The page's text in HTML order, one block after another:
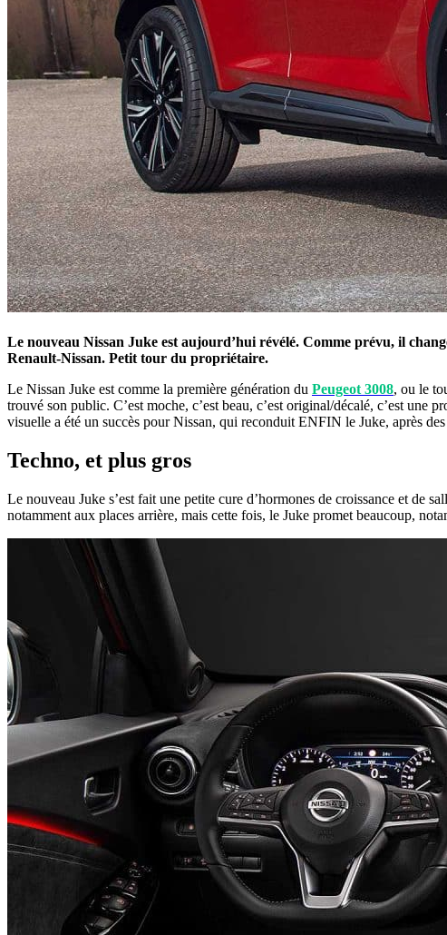
Le nouveau Nissan Juke est aujourd’hui révélé. Comme prévu, il
Renault-Nissan. Petit tour du propriétaire.
Le Nissan Juke est comme la première génération du Peugeot 3008, ou le
trouvé son public. C’est moche, c’est beau, c’est original/décalé, c’est une
visuelle a été un succès pour Nissan, qui reconduit ENFIN le Juke, après des
Techno, et plus gros
Le nouveau Juke s’est fait une petite cure d’hormones de croissance et de
notamment aux places arrière, mais cette fois, le Juke promet beaucoup,